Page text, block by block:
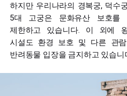
하지만 우리나라의 경복궁, 덕수
5대 고궁은 문화유산 보호를
제한하고 있습니다. 이 외에
시설도 환경 보호 및 다른 관
반려동물 입장을 금지하고 있습니